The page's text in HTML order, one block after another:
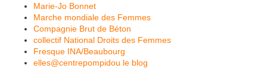
Marie-Jo Bonnet
Marche mondiale des Femmes
Compagnie Brut de Béton
collectif National Droits des Femmes
Fresque INA/Beaubourg
elles@centrepompidou le blog